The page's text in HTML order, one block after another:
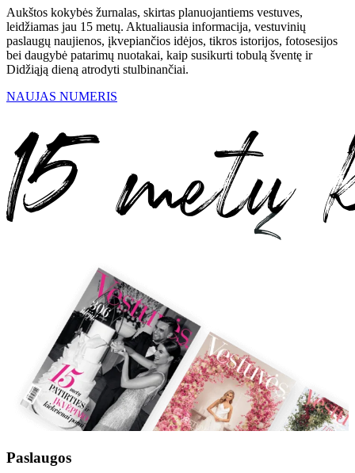
Aukštos kokybės žurnalas, skirtas planuojantiems vestuves,
leidžiamas jau 15 metų. Aktualiausia informacija, vestuvinių
paslaugų naujienos, įkvepiančios idėjos, tikros istorijos, fotosesijos
bei daugybė patarimų nuotakai, kaip susikurti tobulą šventę ir
Didžiąją dieną atrodyti stulbinančiai.
NAUJAS NUMERIS
Paslaugos